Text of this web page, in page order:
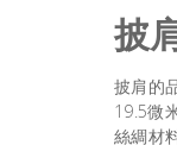
披
披肩 的
19.5微
絲綢材